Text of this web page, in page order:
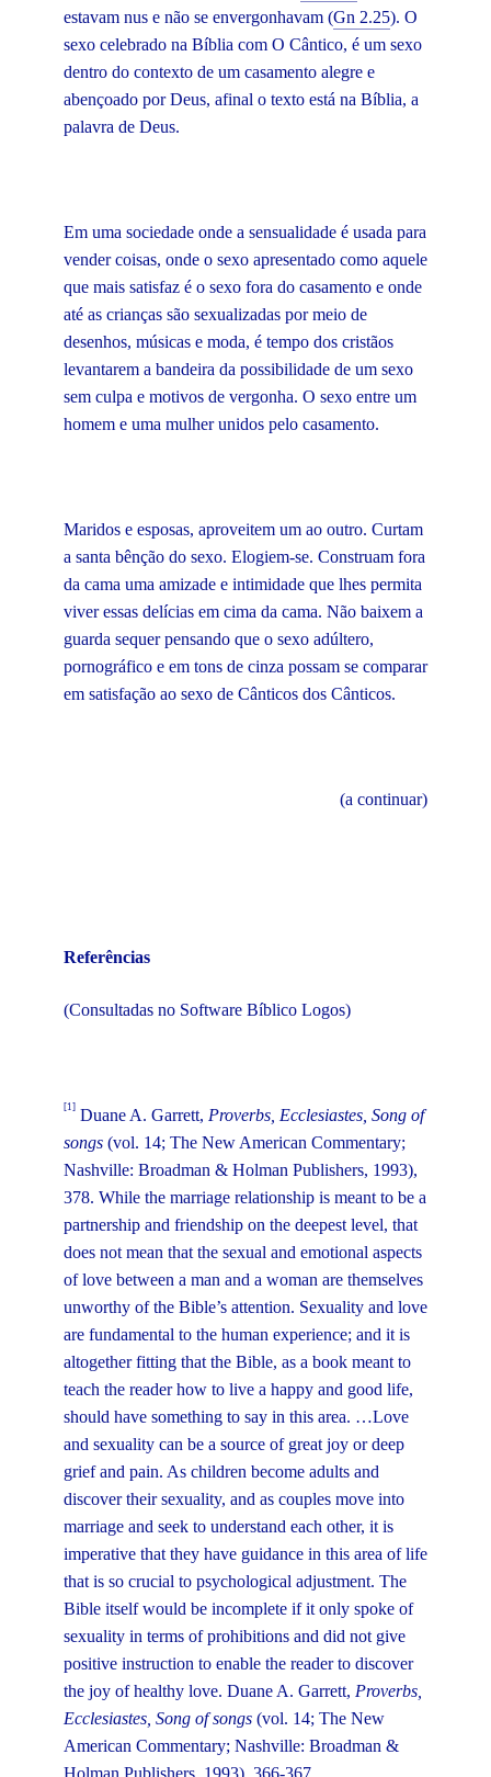
estavam nus e não se envergonhavam (Gn 2.25). O
sexo celebrado na Bíblia com O Cântico, é um sexo
dentro do contexto de um casamento alegre e
abençoado por Deus, afinal o texto está na Bíblia, a
palavra de Deus.
Em uma sociedade onde a sensualidade é usada para
vender coisas, onde o sexo apresentado como aquele
que mais satisfaz é o sexo fora do casamento e onde
até as crianças são sexualizadas por meio de
desenhos, músicas e moda, é tempo dos cristãos
levantarem a bandeira da possibilidade de um sexo
sem culpa e motivos de vergonha. O sexo entre um
homem e uma mulher unidos pelo casamento.
Maridos e esposas, aproveitem um ao outro. Curtam
a santa bênção do sexo. Elogiem-se. Construam fora
da cama uma amizade e intimidade que lhes permita
viver essas delícias em cima da cama. Não baixem a
guarda sequer pensando que o sexo adúltero,
pornográfico e em tons de cinza possam se comparar
em satisfação ao sexo de Cânticos dos Cânticos.
(a continuar)
Referências
(Consultadas no Software Bíblico Logos)
[1] Duane A. Garrett, Proverbs, Ecclesiastes, Song of
songs (vol. 14; The New American Commentary;
Nashville: Broadman & Holman Publishers, 1993),
378. While the marriage relationship is meant to be a
partnership and friendship on the deepest level, that
does not mean that the sexual and emotional aspects
of love between a man and a woman are themselves
unworthy of the Bible’s attention. Sexuality and love
are fundamental to the human experience; and it is
altogether fitting that the Bible, as a book meant to
teach the reader how to live a happy and good life,
should have something to say in this area. …Love
and sexuality can be a source of great joy or deep
grief and pain. As children become adults and
discover their sexuality, and as couples move into
marriage and seek to understand each other, it is
imperative that they have guidance in this area of life
that is so crucial to psychological adjustment. The
Bible itself would be incomplete if it only spoke of
sexuality in terms of prohibitions and did not give
positive instruction to enable the reader to discover
the joy of healthy love. Duane A. Garrett, Proverbs,
Ecclesiastes, Song of songs (vol. 14; The New
American Commentary; Nashville: Broadman &
Holman Publishers, 1993), 366-367.